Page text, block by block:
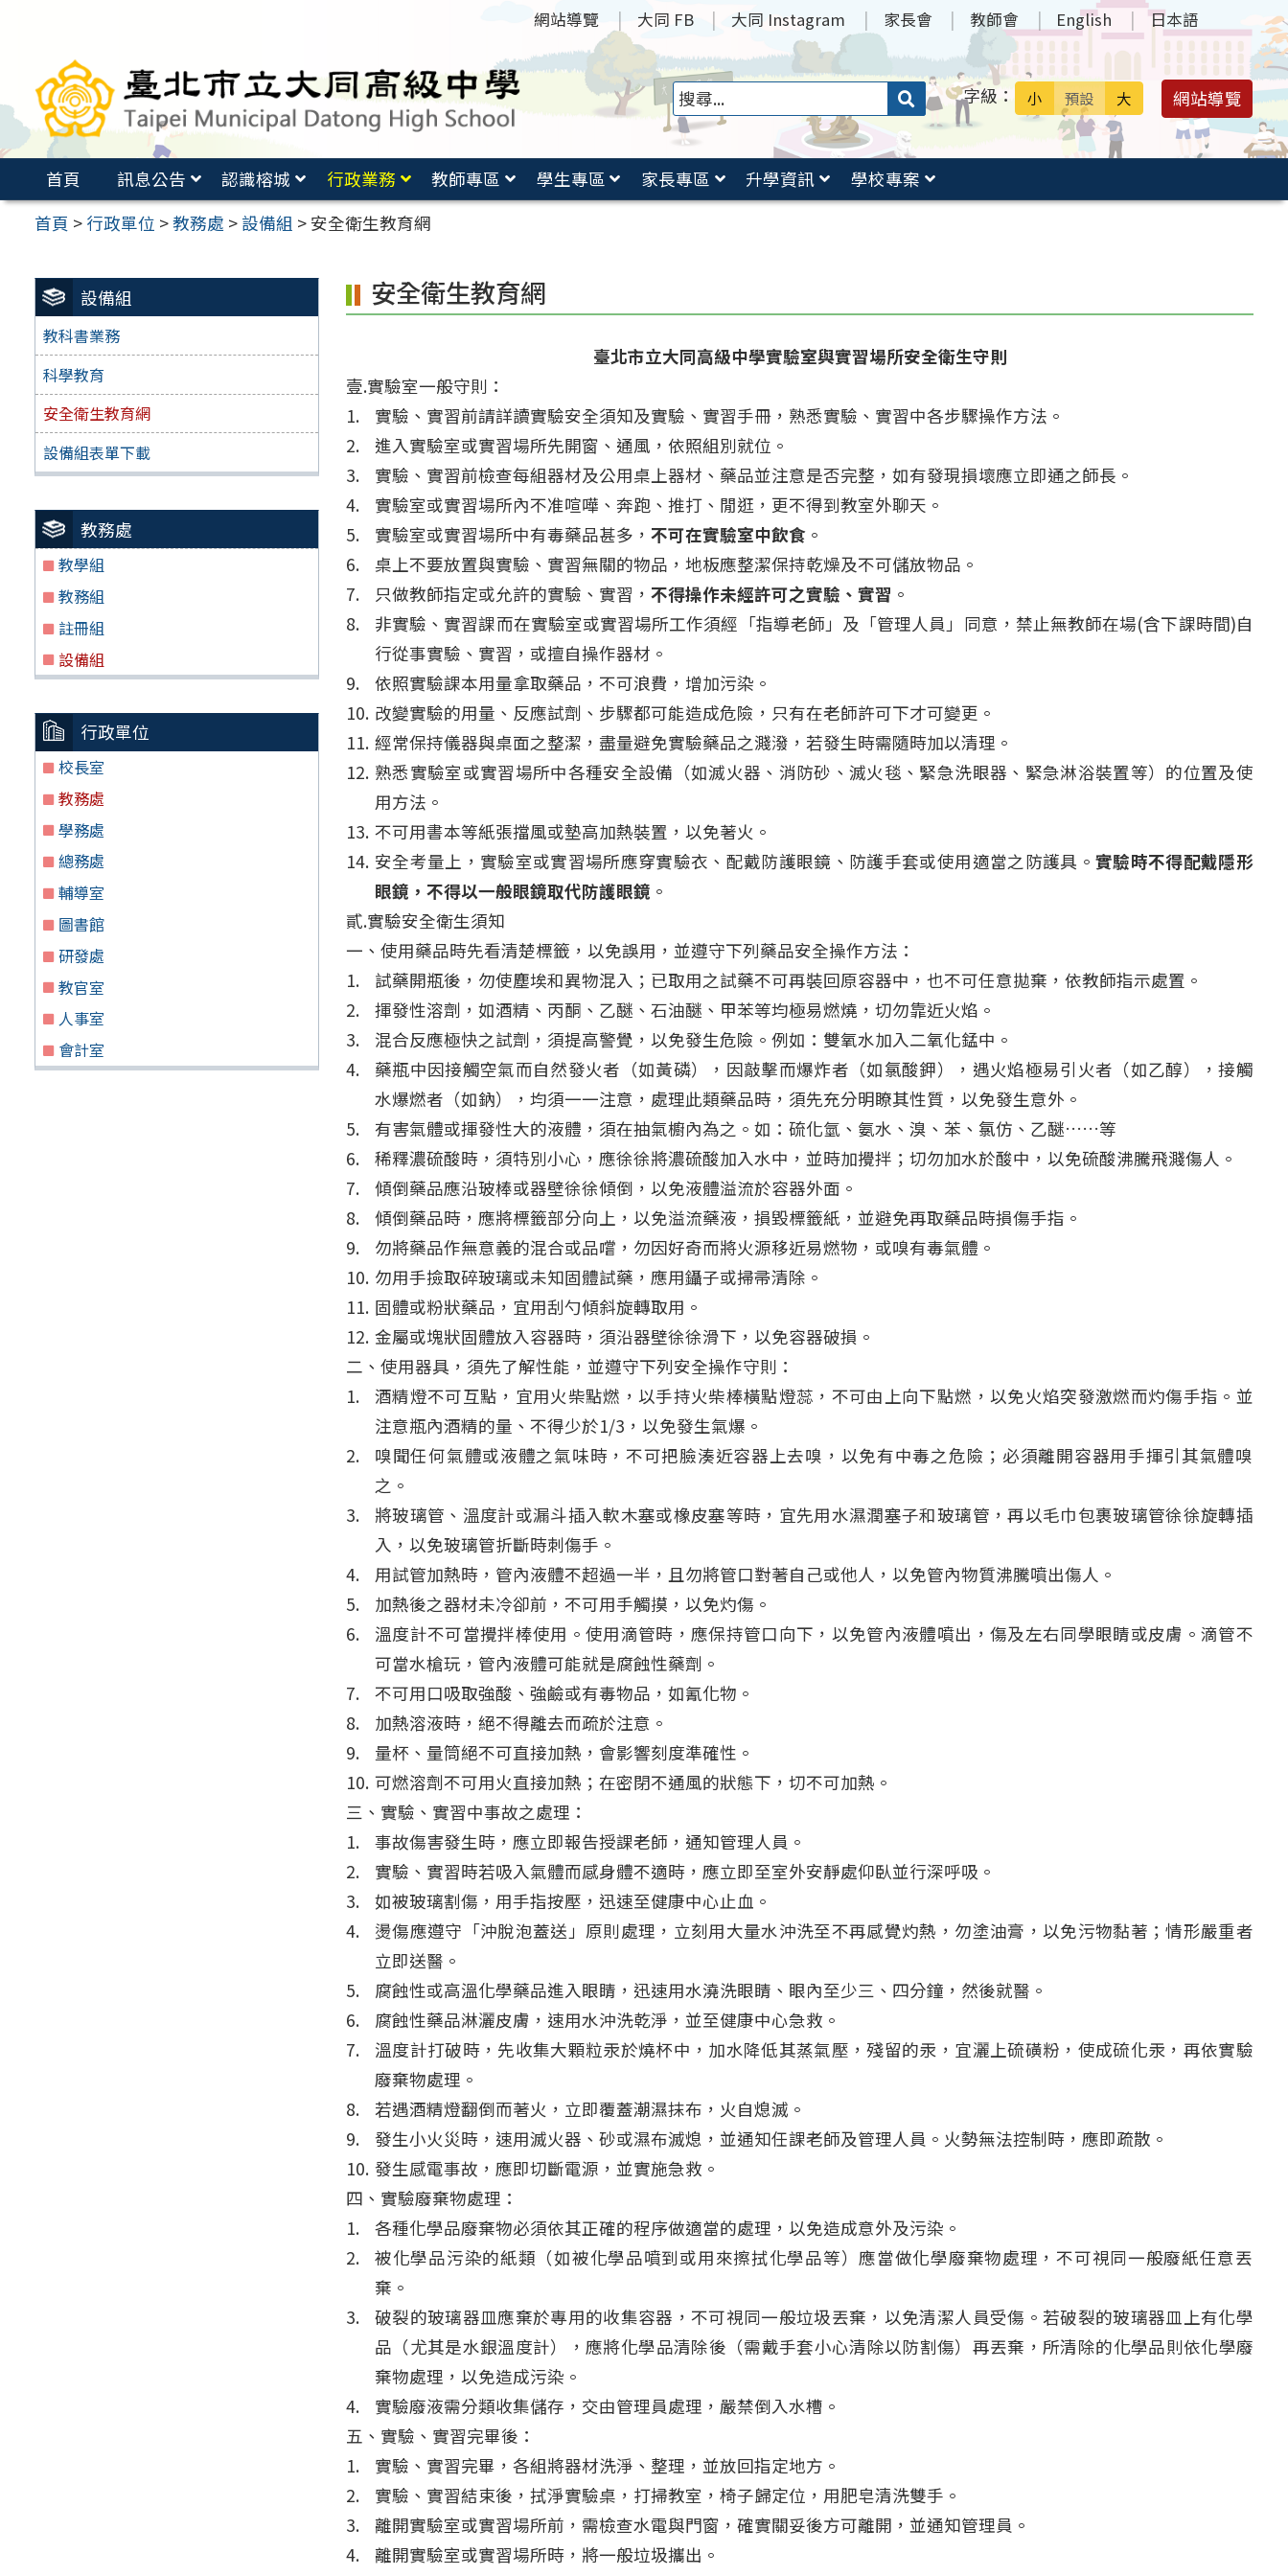
要
容
網站導覽 大同 FB 大同 Instagram 家長會 教師會 English 日本語
搜
送出 字級： 小 預設 大 網站導覽
首頁 訊息公告 認識榕城 行政業務 教師專區 學生專區 家長專區 升學資訊
學校專案
首頁 > 行政單位 >教務處 > 設備組 > 安全衛生教育網
設備組
教科書業務
科學教育
安全衛生教育網
設備組表單下載
教務處
教學組
教務組
註冊組
設備組
行政單位
校長室
教務處
學務處
總務處
輔導室
圖書館
研發處
教官室
人事室
會計室
安全衛生教育網
臺北市立大同高級中學實驗室與實習場所安全衛生守則
壹.實驗室一般守則：
實驗、實習前請詳讀實驗安全須知及實驗、實習手冊，熟悉實驗、實習中各步驟操作方法。
進入實驗室或實習場所先開窗、通風，依照組別就位。
實驗、實習前檢查每組器材及公用桌上器材、藥品並注意是否完整，如有發現損壞應立即通之師長。
實驗室或實習場所內不准喧嘩、奔跑、推打、閒逛，更不得到教室外聊天。
實驗室或實習場所中有毒藥品甚多， 不可在實驗室中飲食。
桌上不要放置與實驗、實習無關的物品，地板應整潔保持乾燥及不可儲放物品。
只做教師指定或允許的實驗、實習， 不得操作未經許可之實驗、實習 。
非實驗、實習課而在實驗室或實習場所工作須經「指導老師」及「管理人員」同意，禁止無教師在場(含下課時間)自
行從事實驗、實習，或擅自操作器材。
依照實驗課本用量拿取藥品，不可浪費，增加污染。
改變實驗的用量、反應試劑、步驟都可能造成危險，只有在老師許可下才可變更。
經常保持儀器與桌面之整潔，盡量避免實驗藥品之濺潑，若發生時需隨時加以清理。
熟悉實驗室或實習場所中各種安全設備（如滅火器、消防砂、滅火毯、緊急洗眼器、緊急淋浴裝置等）的位置及使
用方法。
不可用書本等紙張擋風或墊高加熱裝置，以免著火。
安全考量上，實驗室或實習場所應穿實驗衣、配戴防護眼鏡、防護手套或使用適當之防護具。 實驗時不得配戴隱形
眼鏡，不得以一般眼鏡取代防護眼鏡 。
貳.實驗安全衛生須知
一、使用藥品時先看清楚標籤，以免誤用，並遵守下列藥品安全操作方法：
試藥開瓶後，勿使塵埃和異物混入；已取用之試藥不可再裝回原容器中，也不可任意拋棄，依教師指示處置。
揮發性溶劑，如酒精、丙酮、乙醚、石油醚、甲苯等均極易燃燒，切勿靠近火焰。
混合反應極快之試劑，須提高警覺，以免發生危險。例如：雙氧水加入二氧化錳中。
藥瓶中因接觸空氣而自然發火者（如黃磷），因敲擊而爆炸者（如氯酸鉀），遇火焰極易引火者（如乙醇），接觸
水爆燃者（如鈉），均須一一注意，處理此類藥品時，須先充分明瞭其性質，以免發生意外。
有害氣體或揮發性大的液體，須在抽氣櫥內為之。如：硫化氫、氨水、溴、苯、氯仿、乙醚……等
稀釋濃硫酸時，須特別小心，應徐徐將濃硫酸加入水中，並時加攪拌；切勿加水於酸中，以免硫酸沸騰飛濺傷人。
傾倒藥品應沿玻棒或器壁徐徐傾倒，以免液體溢流於容器外面。
傾倒藥品時，應將標籤部分向上，以免溢流藥液，損毀標籤紙，並避免再取藥品時損傷手指。
勿將藥品作無意義的混合或品嚐，勿因好奇而將火源移近易燃物，或嗅有毒氣體。
勿用手撿取碎玻璃或未知固體試藥，應用鑷子或掃帚清除。
固體或粉狀藥品，宜用刮勺傾斜旋轉取用。
金屬或塊狀固體放入容器時，須沿器壁徐徐滑下，以免容器破損。
二、使用器具，須先了解性能，並遵守下列安全操作守則：
酒精燈不可互點，宜用火柴點燃，以手持火柴棒橫點燈蕊，不可由上向下點燃，以免火焰突發激燃而灼傷手指。並
注意瓶內酒精的量、不得少於1/3，以免發生氣爆。
嗅聞任何氣體或液體之氣味時，不可把臉湊近容器上去嗅，以免有中毒之危險；必須離開容器用手揮引其氣體嗅
之。
將玻璃管、溫度計或漏斗插入軟木塞或橡皮塞等時，宜先用水濕潤塞子和玻璃管，再以毛巾包裹玻璃管徐徐旋轉插
入，以免玻璃管折斷時刺傷手。
用試管加熱時，管內液體不超過一半，且勿將管口對著自己或他人，以免管內物質沸騰噴出傷人。
加熱後之器材未冷卻前，不可用手觸摸，以免灼傷。
溫度計不可當攪拌棒使用。使用滴管時，應保持管口向下，以免管內液體噴出，傷及左右同學眼睛或皮膚。滴管不
可當水槍玩，管內液體可能就是腐蝕性藥劑。
不可用口吸取強酸、強鹼或有毒物品，如氰化物。
加熱溶液時，絕不得離去而疏於注意。
量杯、量筒絕不可直接加熱，會影響刻度準確性。
可燃溶劑不可用火直接加熱；在密閉不通風的狀態下，切不可加熱。
三、實驗、實習中事故之處理：
事故傷害發生時，應立即報告授課老師，通知管理人員。
實驗、實習時若吸入氣體而感身體不適時，應立即至室外安靜處仰臥並行深呼吸。
如被玻璃割傷，用手指按壓，迅速至健康中心止血。
燙傷應遵守「沖脫泡蓋送」原則處理，立刻用大量水沖洗至不再感覺灼熱，勿塗油膏，以免污物黏著；情形嚴重者
立即送醫。
腐蝕性或高溫化學藥品進入眼睛，迅速用水澆洗眼睛、眼內至少三、四分鐘，然後就醫。
腐蝕性藥品淋灑皮膚，速用水沖洗乾淨，並至健康中心急救。
溫度計打破時，先收集大顆粒汞於燒杯中，加水降低其蒸氣壓，殘留的汞，宜灑上硫磺粉，使成硫化汞，再依實驗
廢棄物處理。
若遇酒精燈翻倒而著火，立即覆蓋潮濕抹布，火自熄滅。
發生小火災時，速用滅火器、砂或濕布滅熄，並通知任課老師及管理人員。火勢無法控制時，應即疏散。
發生感電事故，應即切斷電源，並實施急救。
四、實驗廢棄物處理：
各種化學品廢棄物必須依其正確的程序做適當的處理，以免造成意外及污染。
被化學品污染的紙類（如被化學品噴到或用來擦拭化學品等）應當做化學廢棄物處理，不可視同一般廢紙任意丟
棄。
破裂的玻璃器皿應棄於專用的收集容器，不可視同一般垃圾丟棄，以免清潔人員受傷。若破裂的玻璃器皿上有化學
品（尤其是水銀溫度計），應將化學品清除後（需戴手套小心清除以防割傷）再丟棄，所清除的化學品則依化學廢
棄物處理，以免造成污染。
實驗廢液需分類收集儲存，交由管理員處理，嚴禁倒入水槽。
五、實驗、實習完畢後：
實驗、實習完畢，各組將器材洗淨、整理，並放回指定地方。
實驗、實習結束後，拭淨實驗桌，打掃教室，椅子歸定位，用肥皂清洗雙手。
離開實驗室或實習場所前，需檢查水電與門窗，確實關妥後方可離開，並通知管理員。
離開實驗室或實習場所時，將一般垃圾攜出。